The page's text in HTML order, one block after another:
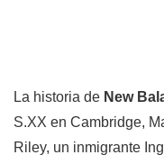
La historia de New
S.XX en Cambridge,
Riley, un inmigrante